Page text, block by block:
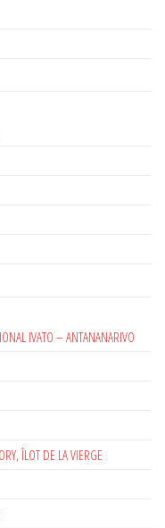
IVATO – ANTANANARIVO
ÎLOT DE LA VIERGE